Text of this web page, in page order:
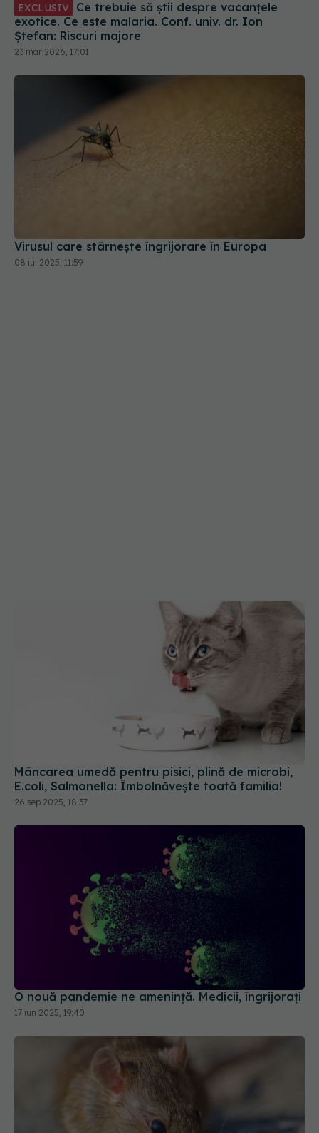
EXCLUSIV
exotice. Ce este malaria. Conf. univ. dr. Ion
Ștefan: Riscuri majore
23 mar 2026, 17:01
Virusul care stârnește îngrijorare în Europa
08 iul 2025, 11:59
Mâncarea umedă pentru pisici, plină de microbi,
E.coli, Salmonella: Îmbolnăvește toată familia!
26 sep 2025, 18:37
O nouă pandemie ne amenință. Medicii, îngrijorați
17 iun 2025, 19:40